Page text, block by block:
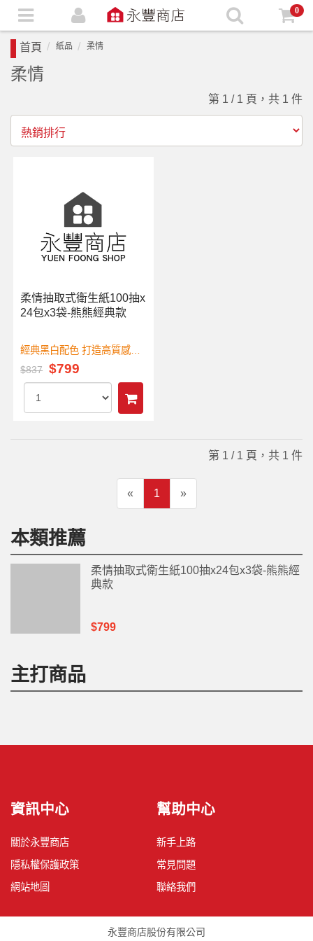
0
首頁 紙品 柔情
柔情
第 1 / 1 頁，共 1 件
柔情抽取式衛生紙100抽x
24包x3袋-熊熊經典款
經典黑白配色 打造高質感風
格
$837 $799
第 1 / 1 頁，共 1 件
« 1 »
本類推薦
柔情抽取式衛生紙100抽x24包x3袋-熊熊經
典款
$799
主打商品
資訊中心
關於永豐商店
隱私權保護政策
網站地圖
幫助中心
新手上路
常見問題
聯絡我們
永豐商店股份有限公司